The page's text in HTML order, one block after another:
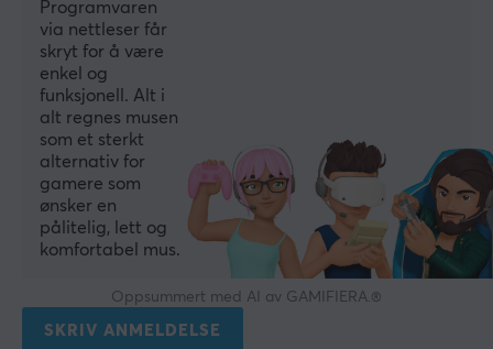
Høyde
40 mm
Vekt
47 g
EGENSKAPER
Sensormodell
PixArt 3950
Type bryter
Programvaren
via nettleser får
skryt for å være
enkel og
funksjonell. Alt i
alt regnes musen
som et sterkt
alternativ for
gamere som
ønsker en
pålitelig, lett og
komfortabel mus.
Oppsummert med AI av GAMIFIERA.®
SKRIV ANMELDELSE